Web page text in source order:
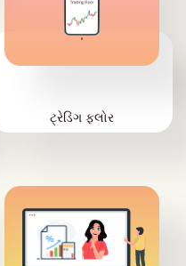
'
ટ્રેડિંગ ફ્લોર